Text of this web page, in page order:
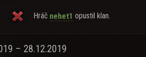
Hráč nehet1 opustil klan.
– 28.12.2019